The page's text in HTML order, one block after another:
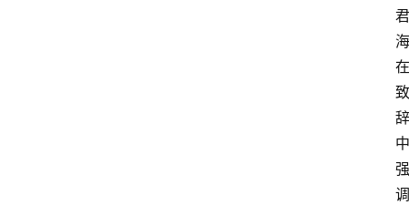
君
海
在
致
辞
中
强
调